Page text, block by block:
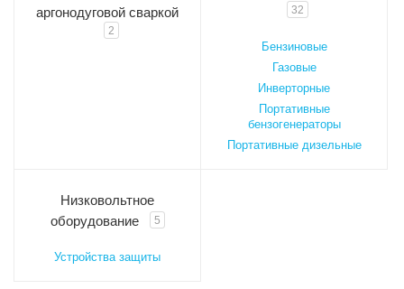
аргонодуговой сваркой
2
32
Бензиновые
Газовые
Инверторные
Портативные
бензогенераторы
Портативные дизельные
Низковольтное
оборудование
5
Устройства защиты